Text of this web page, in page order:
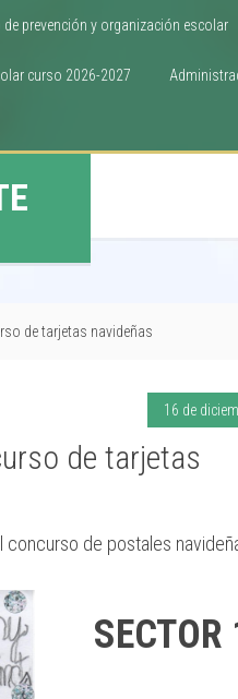
prevención y organización escolar
curso 2026-2027
de tarjetas navideñas
16 de
de tarjetas
de postales
SECTOR